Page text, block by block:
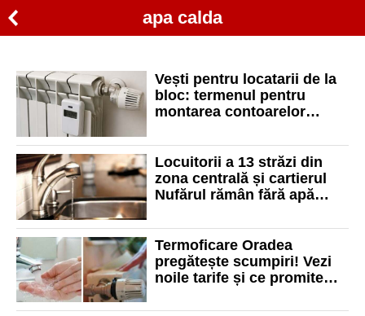
apa calda
Vești pentru locatarii de la
bloc: termenul pentru
montarea contoarelor
Locuitorii a 13 străzi din
zona centrală și cartierul
Nufărul rămân fără apă
Termoficare Oradea
pregătește scumpiri! Vezi
noile tarife și ce promite
rece